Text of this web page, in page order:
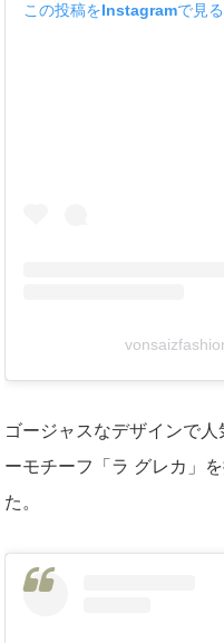
この投稿をInstagramで見る
ゴージャスなデザインで
ーモチーフ「ラ グレカ」
た。